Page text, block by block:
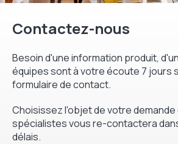
Contactez-nous
Besoin d'une information produit,
équipes sont à votre écoute 7 jours
formulaire de contact.
Choisissez l'objet de votre demande
spécialistes vous re-contactera
délais.